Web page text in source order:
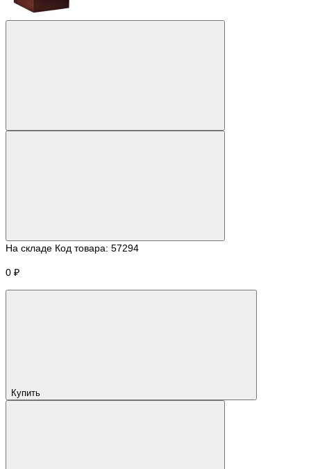
На складе Код товара: 57294
0 ₽
Купить